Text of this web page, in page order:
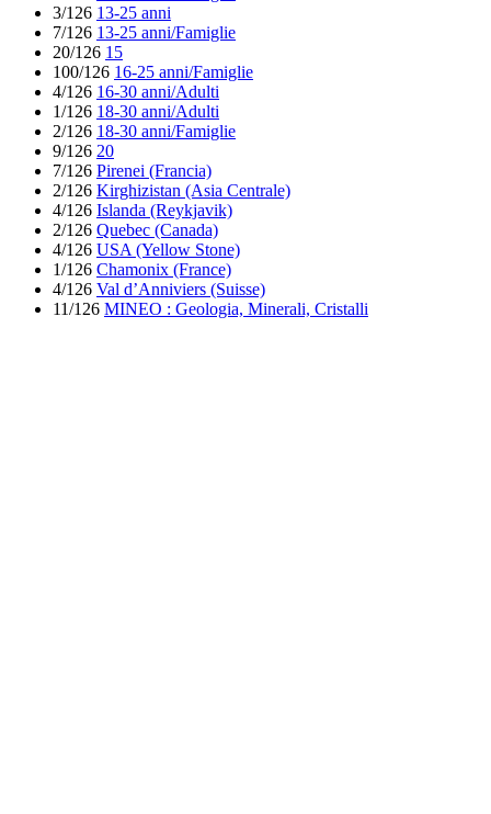
3/126 13-25 anni
7/126 13-25 anni/Famiglie
20/126 15
100/126 16-25 anni/Famiglie
4/126 16-30 anni/Adulti
1/126 18-30 anni/Adulti
2/126 18-30 anni/Famiglie
9/126 20
7/126 Pirenei (Francia)
2/126 Kirghizistan (Asia Centrale)
4/126 Islanda (Reykjavik)
2/126 Quebec (Canada)
4/126 USA (Yellow Stone)
1/126 Chamonix (France)
4/126 Val d’Anniviers (Suisse)
11/126 MINEO : Geologia, Minerali, Cristalli